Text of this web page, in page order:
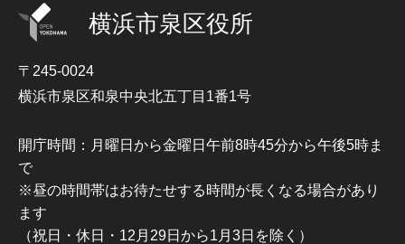
横浜市泉区役所
〒245-0024
横浜市泉区和泉中央北五丁目1番1号
開庁時間：月曜日から金曜日午前8時45分から午後5時ま
で
※昼の時間帯はお待たせする時間が長くなる場合があり
ます
（祝日・休日・12月29日から1月3日を除く）